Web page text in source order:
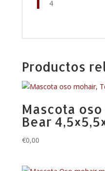
4
Productos
Mascota
Bear
€0,00